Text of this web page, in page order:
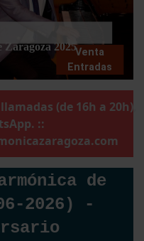
Venta
Entradas
Zaragoza 2025
(de 16h a 20h),
::
de
2026) -